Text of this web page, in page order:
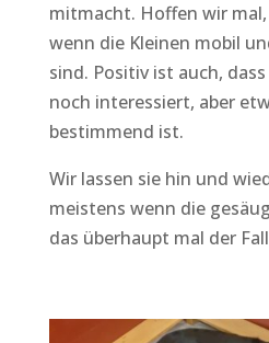
mitmacht. Hoffen wir
wenn die Kleinen mobil
sind. Positiv ist auch,
noch interessiert, aber
bestimmend ist.
Wir lassen sie hin und
meistens wenn die
das überhaupt mal der